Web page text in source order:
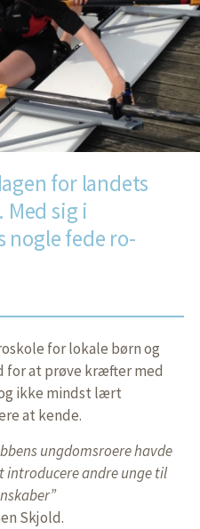
for landets
sig i
nogle fede ro-
for lokale børn og
for at prøve kræfter med
ikke mindst lært
at kende.
ungdomsroere havde
introducere andre unge til
Skjold.